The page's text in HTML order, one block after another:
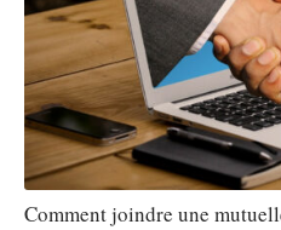
Comment joindre une